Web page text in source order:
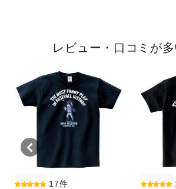
レビュー・口コミが
17件